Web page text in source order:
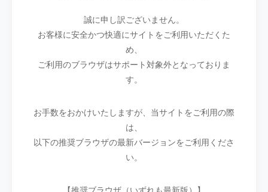
誠に申し訳ございません。
お客様に安全かつ快適にサイトをご利用いただくた
め、
ご利用のブラウザはサポート対象外となっておりま
す。
お手数をおかけいたしますが、当サイトをご利用の際
は、
以下の推奨ブラウザの最新バージョンをご利用くださ
い。
【推奨ブラウザ（いずれも最新版）】